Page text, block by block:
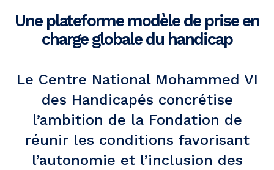
Une plateforme modèle de prise en
charge globale du handicap
Le Centre National Mohammed VI
des Handicapés concrétise
l’ambition de la Fondation de
réunir les conditions favorisant
l’autonomie et l’inclusion des